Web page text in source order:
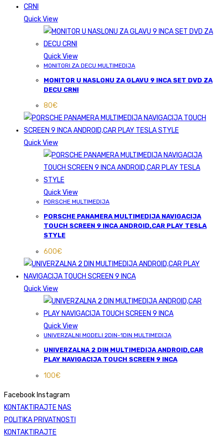
Quick View
Quick View
MONITORI ZA DECU MULTIMEDIJA
MONITOR U NASLONU ZA GLAVU 9 INCA SET DVD ZA
DECU CRNI
80€
Quick View
Quick View
PORSCHE MULTIMEDIJA
PORSCHE PANAMERA MULTIMEDIJA NAVIGACIJA
TOUCH SCREEN 9 INCA ANDROID,CAR PLAY TESLA
STYLE
600€
Quick View
Quick View
UNIVERZALNI MODELI 2DIN-1DIN MULTIMEDIJA
UNIVERZALNA 2 DIN MULTIMEDIJA ANDROID,CAR
PLAY NAVIGACIJA TOUCH SCREEN 9 INCA
100€
Facebook Instagram
KONTAKTIRAJTE NAS
POLITIKA PRIVATNOSTI
KONTAKTIRAJTE